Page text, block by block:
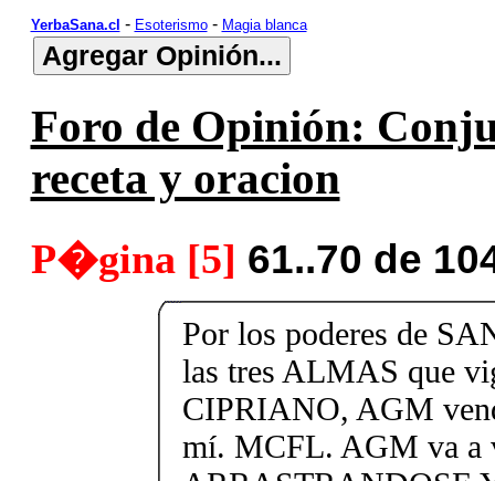
YerbaSana.cl - Esoterismo- Magia blanca
Foro de Opinión:
receta y oracion
P�gina [5] 61..70 de
Por los poderes de
las tres ALMAS que
CIPRIANO, AGM
mí. MCFL. AGM va a